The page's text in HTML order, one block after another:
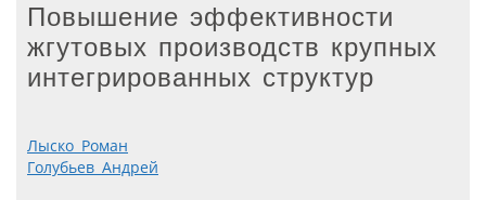
Повышение эффективности
жгутовых производств крупных
интегрированных структур
Лыско Роман
Голубьев Андрей